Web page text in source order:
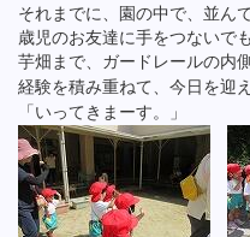
それまでに、園の中で、並ん
歳児のお友達に手をつないで
芋畑まで、ガードレールの内
経験を積み重ねて、今日を迎
「いってきまーす。」